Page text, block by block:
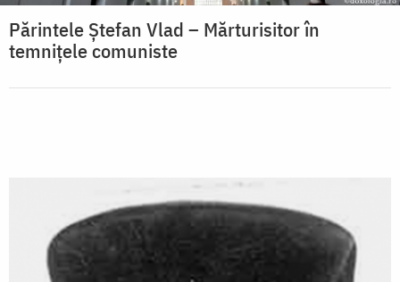
Părintele Ștefan Vlad – Mărturisitor în
temnițele comuniste